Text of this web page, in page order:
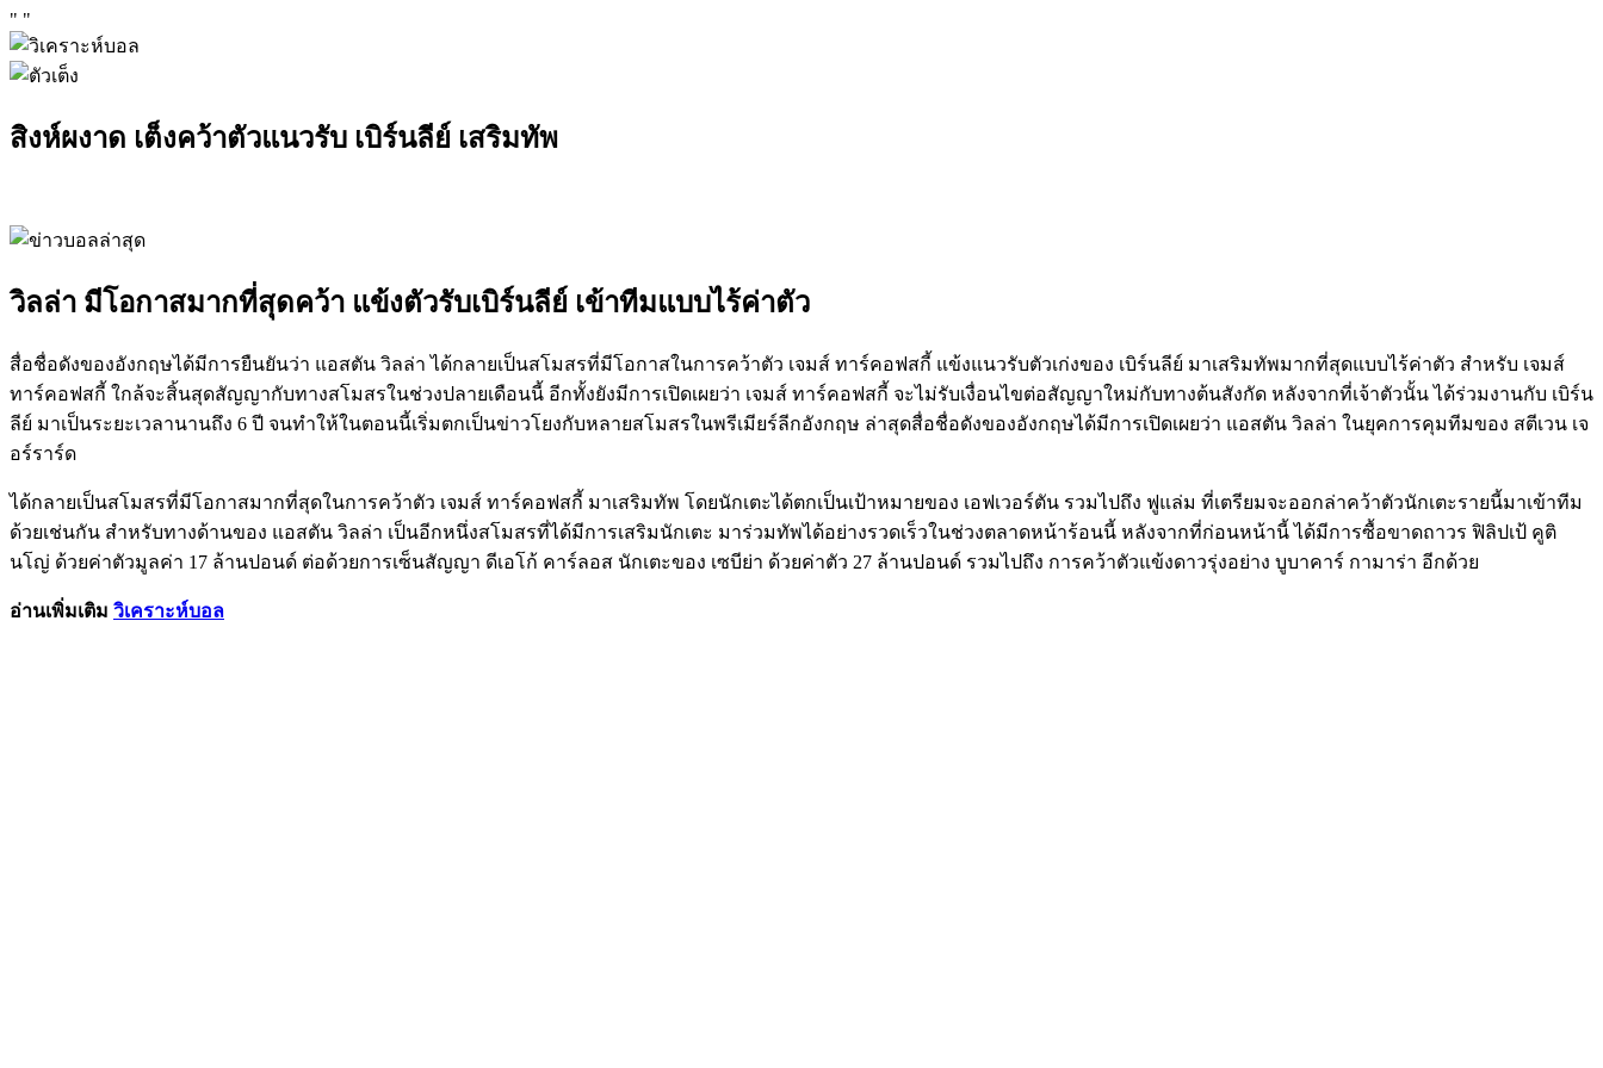
" "
สิงห์ผงาด เต็งคว้าตัวแนวรับ เบิร์นลีย์ เสริมทัพ
วิลล่า มีโอกาสมากที่สุดคว้า แข้งตัวรับเบิร์นลีย์ เข้าทีมแบบไร้ค่าตัว
สื่อชื่อดังของอังกฤษได้มีการยืนยันว่า แอสตัน วิลล่า ได้กลายเป็นสโมสรที่มีโอกาสในการคว้าตัว เจมส์ ทาร์คอฟสกี้ แข้งแนวรับตัวเก่งของ เบิร์นลีย์ มาเสริมทัพมากที่สุดแบบไร้ค่าตัว สำหรับ เจมส์
ทาร์คอฟสกี้ ใกล้จะสิ้นสุดสัญญากับทางสโมสรในช่วงปลายเดือนนี้ อีกทั้งยังมีการเปิดเผยว่า เจมส์ ทาร์คอฟสกี้ จะไม่รับเงื่อนไขต่อสัญญาใหม่กับทางต้นสังกัด หลังจากที่เจ้าตัวนั้น ได้ร่วมงานกับ เบิร์น
ลีย์ มาเป็นระยะเวลานานถึง 6 ปี จนทำให้ในตอนนี้เริ่มตกเป็นข่าวโยงกับหลายสโมสรในพรีเมียร์ลีกอังกฤษ ล่าสุดสื่อชื่อดังของอังกฤษได้มีการเปิดเผยว่า แอสตัน วิลล่า ในยุคการคุมทีมของ สตีเวน เจ
อร์ราร์ด
ได้กลายเป็นสโมสรที่มีโอกาสมากที่สุดในการคว้าตัว เจมส์ ทาร์คอฟสกี้ มาเสริมทัพ โดยนักเตะได้ตกเป็นเป้าหมายของ เอฟเวอร์ตัน รวมไปถึง ฟูแล่ม ที่เตรียมจะออกล่าคว้าตัวนักเตะรายนี้มาเข้าทีม
ด้วยเช่นกัน สำหรับทางด้านของ แอสตัน วิลล่า เป็นอีกหนึ่งสโมสรที่ได้มีการเสริมนักเตะ มาร่วมทัพได้อย่างรวดเร็วในช่วงตลาดหน้าร้อนนี้ หลังจากที่ก่อนหน้านี้ ได้มีการซื้อขาดถาวร ฟิลิปเป้ คูติ
นโญ่ ด้วยค่าตัวมูลค่า 17 ล้านปอนด์ ต่อด้วยการเซ็นสัญญา ดีเอโก้ คาร์ลอส นักเตะของ เซบีย่า ด้วยค่าตัว 27 ล้านปอนด์ รวมไปถึง การคว้าตัวแข้งดาวรุ่งอย่าง บูบาคาร์ กามาร่า อีกด้วย
อ่านเพิ่มเติม วิเคราะห์บอล